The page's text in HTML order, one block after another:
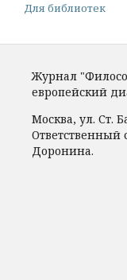
Для библиотек
Журнал
европейский
Москва, ул. Ст.
Ответственный
Доронина.